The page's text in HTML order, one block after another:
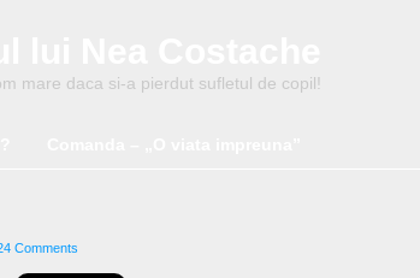
mare daca si-a pierdut sufletul de copil!
Comments